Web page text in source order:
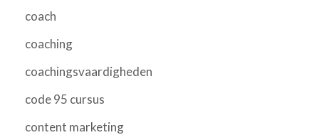
coach
coaching
coachingsvaardigheden
code 95 cursus
content marketing